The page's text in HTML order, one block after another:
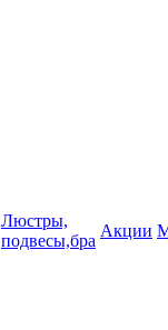
Люстры,
подвесы,бра
Акции